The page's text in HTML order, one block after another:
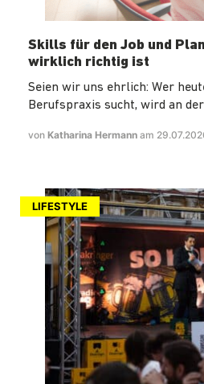
Skills für den Job und
wirklich richtig ist
Seien wir uns ehrlich: Wer
Berufspraxis sucht, wird an
von Katharina Hermann am
LIFESTYLE